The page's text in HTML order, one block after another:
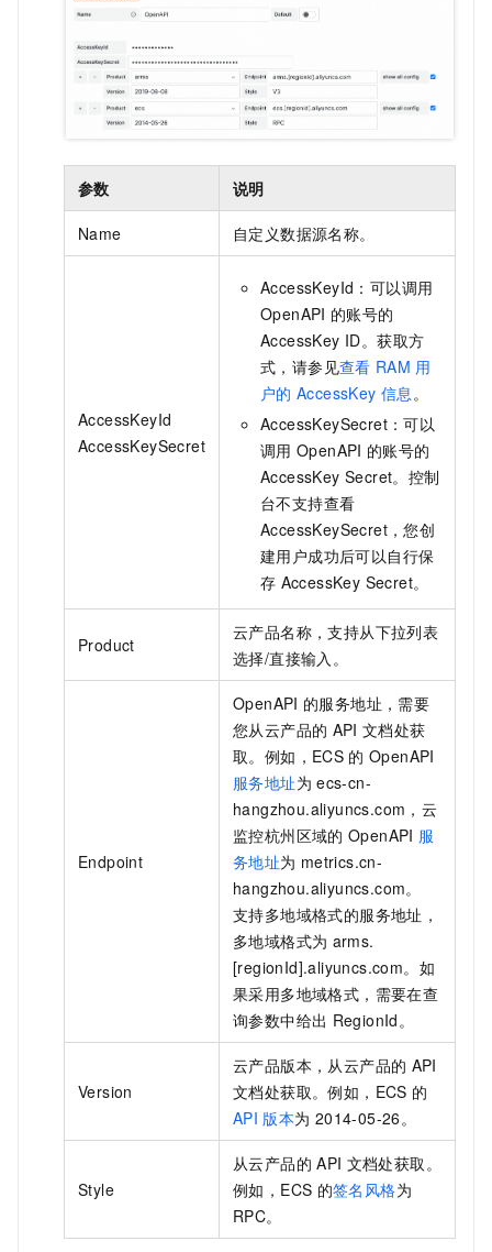
参数 说明
Name 自定义数据源名称。
AccessKeyId
AccessKeySecret
AccessKeyId：可以调用
OpenAPI 的账号的
AccessKey ID。获取方
式，请参见查看 RAM 用
户的 AccessKey 信息。
AccessKeySecret：可以
调用 OpenAPI 的账号的
AccessKey Secret。控制
台不支持查看
AccessKeySecret，您创
建用户成功后可以自行保
存 AccessKey Secret。
Product
云产品名称，支持从下拉列表
选择/直接输入。
Endpoint
OpenAPI 的服务地址，需要
您从云产品的 API 文档处获
取。例如，ECS 的 OpenAPI
服务地址为 ecs-cn-
hangzhou.aliyuncs.com，云
监控杭州区域的 OpenAPI 服
务地址为 metrics.cn-
hangzhou.aliyuncs.com。
支持多地域格式的服务地址，
多地域格式为 arms.
[regionId].aliyuncs.com。如
果采用多地域格式，需要在查
询参数中给出 RegionId。
Version
云产品版本，从云产品的 API
文档处获取。例如，ECS 的
API 版本为 2014-05-26。
Style
从云产品的 API 文档处获取。
例如，ECS 的签名风格为
RPC。